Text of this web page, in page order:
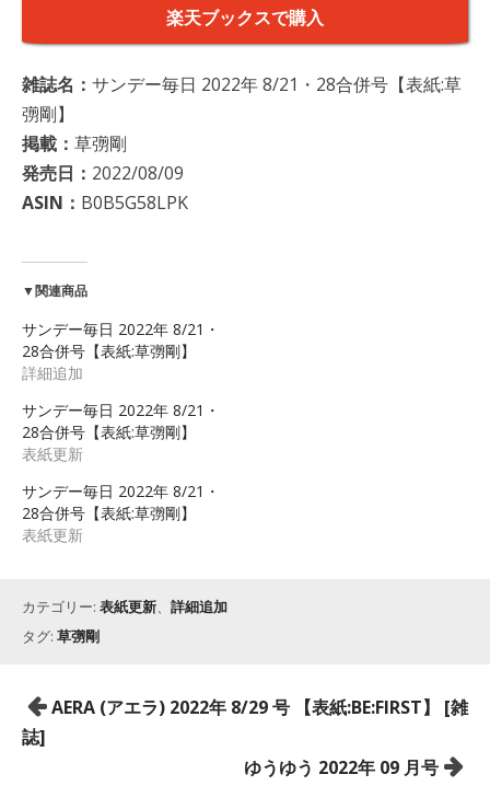
楽天ブックスで購入
雑誌名： サンデー毎日 2022年 8/21・28合併号【表紙:草
彅剛】
掲載： 草彅剛
発売日： 2022/08/09
ASIN： B0B5G58LPK
▼関連商品
サンデー毎日 2022年 8/21・
28合併号【表紙:草彅剛】
詳細追加
サンデー毎日 2022年 8/21・
28合併号【表紙:草彅剛】
表紙更新
サンデー毎日 2022年 8/21・
28合併号【表紙:草彅剛】
表紙更新
カテゴリー: 表紙更新、 詳細追加
タグ: 草彅剛
投
稿
AERA (アエラ) 2022年 8/29 号 【表紙:BE:FIRST】 [雑
誌]
ゆうゆう 2022年 09 月号